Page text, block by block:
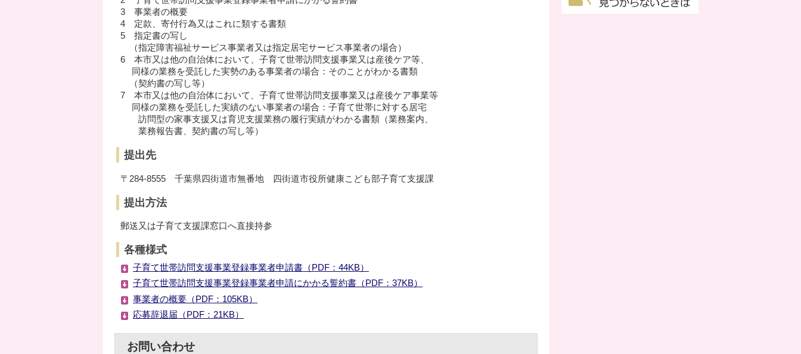
3 事業者の概要
4 定款、寄付行為又はこれに類する書類
5 指定書の写し
（指定障害福祉サービス事業者又は指定居宅サービス事業者の場合）
6 本市又は他の自治体において、子育て世帯訪問支援事業又は産後ケア等、
同様の業務を受託した実勢のある事業者の場合：そのことがわかる書類
（契約書の写し等）
7 本市又は他の自治体において、子育て世帯訪問支援事業又は産後ケア事業等
同様の業務を受託した実績のない事業者の場合：子育て世帯に対する居宅
訪問型の家事支援又は育児支援業務の履行実績がわかる書類（業務案内、
業務報告書、契約書の写し等）
提出先
〒284-8555 千葉県四街道市無番地 四街道市役所健康こども部子育て支援課
提出方法
郵送又は子育て支援課窓口へ直接持参
各種様式
子育て世帯訪問支援事業登録事業者申請書（PDF：44KB）
子育て世帯訪問支援事業登録事業者申請にかかる誓約書（PDF：37KB）
事業者の概要（PDF：105KB）
応募辞退届（PDF：21KB）
お問い合わせ